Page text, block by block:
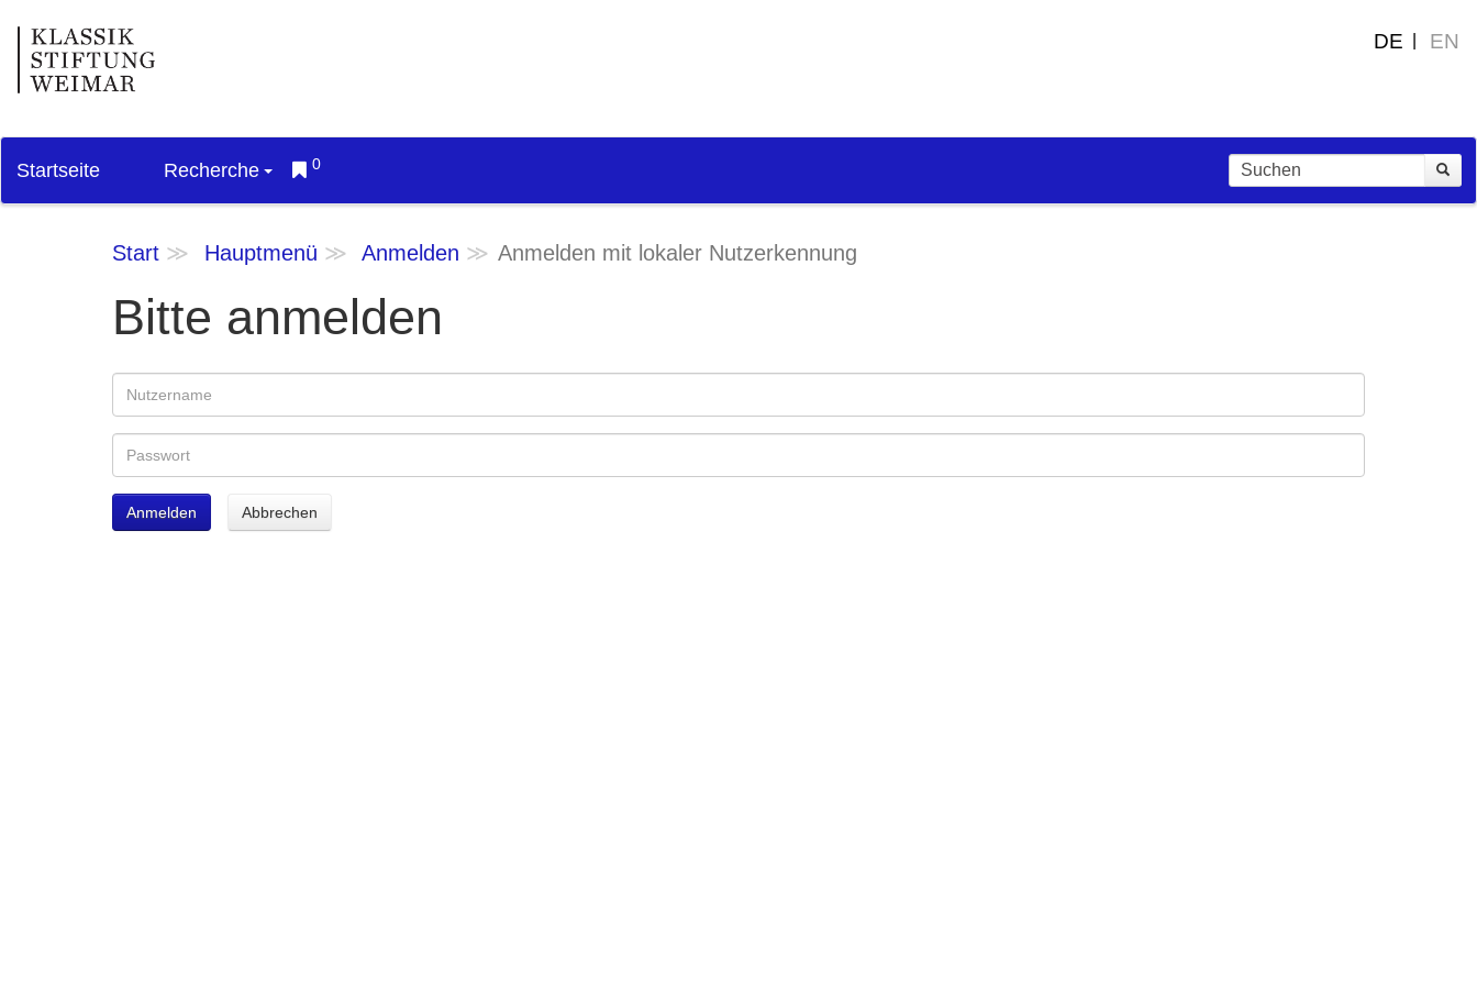
DE EN
Startseite Recherche 0
Start Hauptmenü Anmelden Anmelden mit lokaler Nutzerkennung
Bitte anmelden
Anmelden Abbrechen